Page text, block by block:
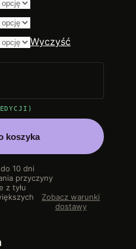
14.200,00
Wyczyść
koszyka
10 dni
przyczyny
z tyłu
Zobacz warunki
dostawy